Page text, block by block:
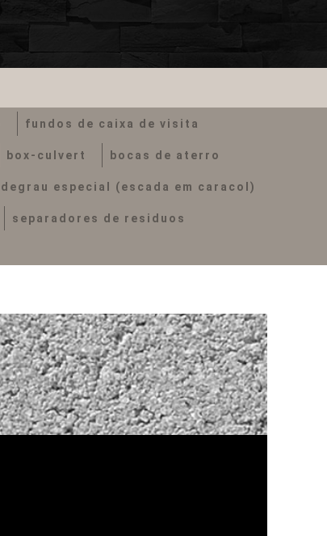
fundos de caixa de visita
box-culvert bocas de aterro
degrau especial (escada em caracol)
separadores de residuos